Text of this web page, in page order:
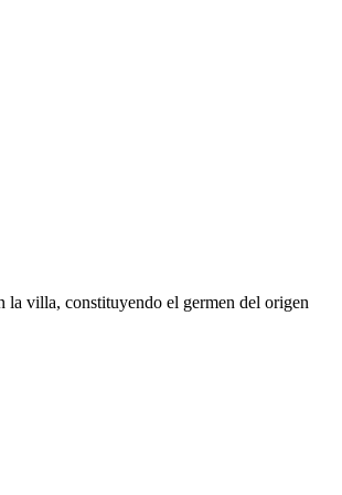
la villa, constituyendo el germen del origen